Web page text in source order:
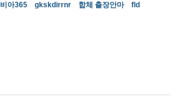
비아365 gkskdirrnr 합체 출장안마
fld